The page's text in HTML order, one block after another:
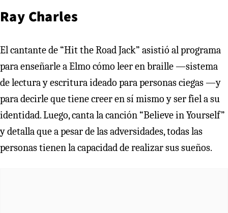
Ray Charles
El cantante de “Hit the Road Jack” asistió al programa
para enseñarle a Elmo cómo leer en braille —sistema
de lectura y escritura ideado para personas ciegas —y
para decirle que tiene creer en sí mismo y ser fiel a su
identidad. Luego, canta la canción “Believe in Yourself”
y detalla que a pesar de las adversidades, todas las
personas tienen la capacidad de realizar sus sueños.